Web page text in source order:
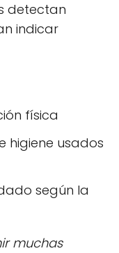
detectan
indicar
física
higiene usados
según la
muchas